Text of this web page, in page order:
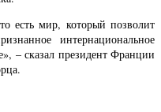
есть мир, который позволит
интернациональное
– сказал президент Франции